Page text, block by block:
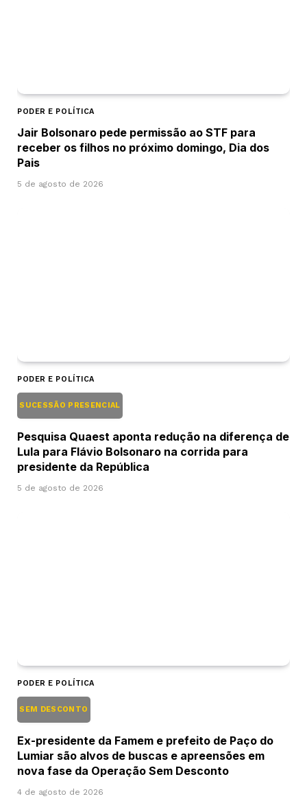
PODER E POLÍTICA
Jair Bolsonaro pede permissão ao STF para
receber os filhos no próximo domingo, Dia dos
Pais
5 de agosto de 2026
PODER E POLÍTICA
SUCESSÃO PRESENCIAL
Pesquisa Quaest aponta redução na diferença de
Lula para Flávio Bolsonaro na corrida para
presidente da República
5 de agosto de 2026
PODER E POLÍTICA
SEM DESCONTO
Ex-presidente da Famem e prefeito de Paço do
Lumiar são alvos de buscas e apreensões em
nova fase da Operação Sem Desconto
4 de agosto de 2026